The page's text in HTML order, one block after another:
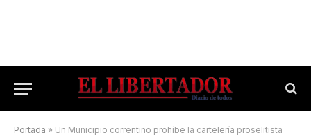
Portada » Un Municipio correntino prohíbe la cartelería proselitista